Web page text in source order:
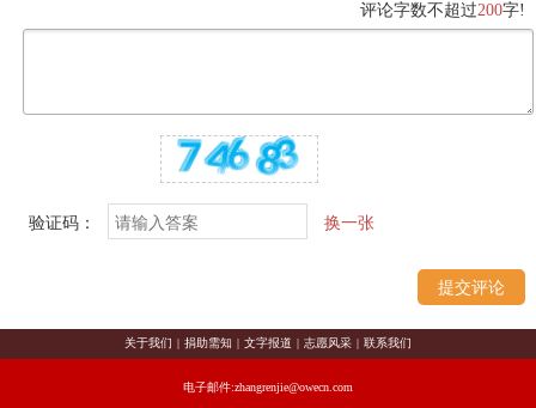
评论字数不超过200字!
验证码： 换一张
关于我们 | 捐助需知 | 文字报道 | 志愿风采 | 联系我们
电子邮件:zhangrenjie@owecn.com